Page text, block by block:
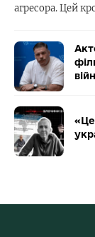
агресора. Цей